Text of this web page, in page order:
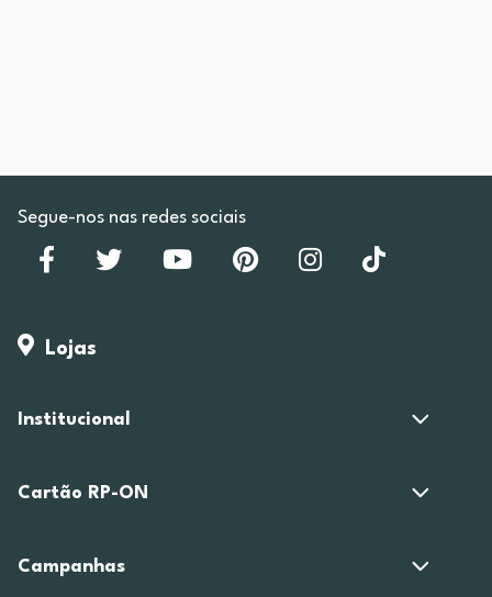
Segue-nos nas redes sociais
Lojas
Institucional
Cartão RP-ON
Campanhas